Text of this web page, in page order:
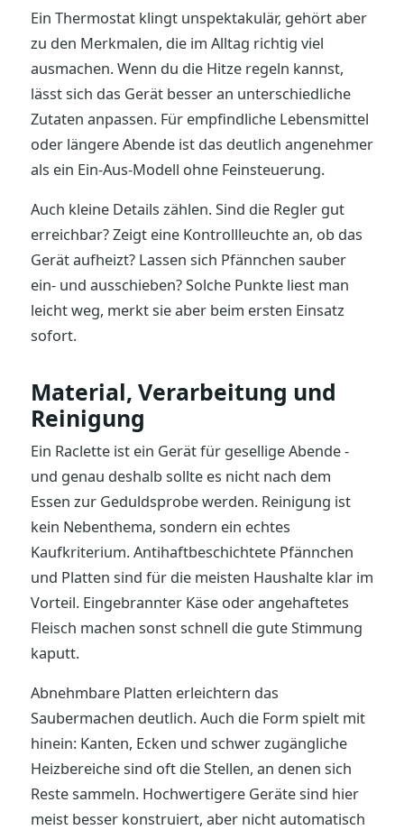
Ein Thermostat klingt unspektakulär, gehört aber
zu den Merkmalen, die im Alltag richtig viel
ausmachen. Wenn du die Hitze regeln kannst,
lässt sich das Gerät besser an unterschiedliche
Zutaten anpassen. Für empfindliche Lebensmittel
oder längere Abende ist das deutlich angenehmer
als ein Ein-Aus-Modell ohne Feinsteuerung.
Auch kleine Details zählen. Sind die Regler gut
erreichbar? Zeigt eine Kontrollleuchte an, ob das
Gerät aufheizt? Lassen sich Pfännchen sauber
ein- und ausschieben? Solche Punkte liest man
leicht weg, merkt sie aber beim ersten Einsatz
sofort.
Material, Verarbeitung und
Reinigung
Ein Raclette ist ein Gerät für gesellige Abende -
und genau deshalb sollte es nicht nach dem
Essen zur Geduldsprobe werden. Reinigung ist
kein Nebenthema, sondern ein echtes
Kaufkriterium. Antihaftbeschichtete Pfännchen
und Platten sind für die meisten Haushalte klar im
Vorteil. Eingebrannter Käse oder angehaftetes
Fleisch machen sonst schnell die gute Stimmung
kaputt.
Abnehmbare Platten erleichtern das
Saubermachen deutlich. Auch die Form spielt mit
hinein: Kanten, Ecken und schwer zugängliche
Heizbereiche sind oft die Stellen, an denen sich
Reste sammeln. Hochwertigere Geräte sind hier
meist besser konstruiert, aber nicht automatisch